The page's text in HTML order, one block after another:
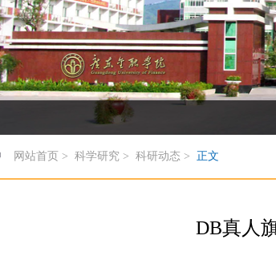
网站首页 > 科学研究 > 科研动态 > 正文
DB真人